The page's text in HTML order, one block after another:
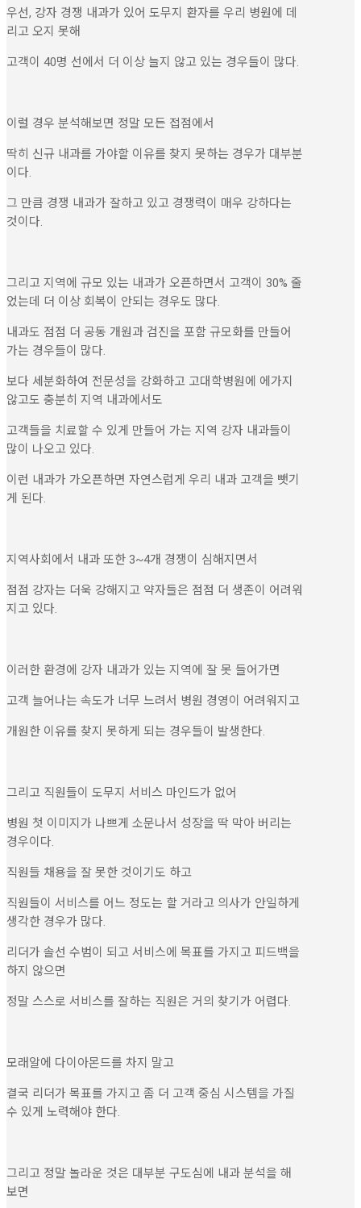
우선, 강자 경쟁 내과가 있어 도무지 환자를 우리 병원에 데
리고 오지 못해
고객이 40명 선에서 더 이상 늘지 않고 있는 경우들이 많다.
이럴 경우 분석해보면 정말 모든 접점에서
딱히 신규 내과를 가야할 이유를 찾지 못하는 경우가 대부분
이다.
그 만큼 경쟁 내과가 잘하고 있고 경쟁력이 매우 강하다는
것이다.
그리고 지역에 규모 있는 내과가 오픈하면서 고객이 30% 줄
었는데 더 이상 회복이 안되는 경우도 많다.
내과도 점점 더 공동 개원과 검진을 포함 규모화를 만들어
가는 경우들이 많다.
보다 세분화하여 전문성을 강화하고 고대학병원에 에가지
않고도 충분히 지역 내과에서도
고객들을 치료할 수 있게 만들어 가는 지역 강자 내과들이
많이 나오고 있다.
이런 내과가 가오픈하면 자연스럽게 우리 내과 고객을 뺏기
게 된다.
지역사회에서 내과 또한 3~4개 경쟁이 심해지면서
점점 강자는 더욱 강해지고 약자들은 점점 더 생존이 어려워
지고 있다.
이러한 환경에 강자 내과가 있는 지역에 잘 못 들어가면
고객 늘어나는 속도가 너무 느려서 병원 경영이 어려워지고
개원한 이유를 찾지 못하게 되는 경우들이 발생한다.
그리고 직원들이 도무지 서비스 마인드가 없어
병원 첫 이미지가 나쁘게 소문나서 성장을 딱 막아 버리는
경우이다.
직원들 채용을 잘 못한 것이기도 하고
직원들이 서비스를 어느 정도는 할 거라고 의사가 안일하게
생각한 경우가 많다.
리더가 솔선 수범이 되고 서비스에 목표를 가지고 피드백을
하지 않으면
정말 스스로 서비스를 잘하는 직원은 거의 찾기가 어렵다.
모래알에 다이아몬드를 차지 말고
결국 리더가 목표를 가지고 좀 더 고객 중심 시스템을 가질
수 있게 노력해야 한다.
그리고 정말 놀라운 것은 대부분 구도심에 내과 분석을 해
보면